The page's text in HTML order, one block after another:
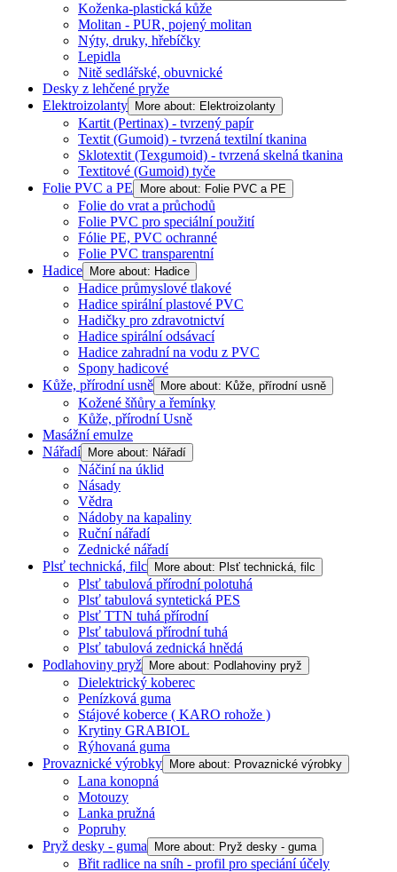
Koženka-plastická kůže
Molitan - PUR, pojený molitan
Nýty, druky, hřebíčky
Lepidla
Nitě sedlářské, obuvnické
Desky z lehčené pryže
Elektroizolanty
More about: Elektroizolanty
Kartit (Pertinax) - tvrzený papír
Textit (Gumoid) - tvrzená textilní tkanina
Sklotextit (Texgumoid) - tvrzená skelná tkanina
Textitové (Gumoid) tyče
Folie PVC a PE
More about: Folie PVC a PE
Folie do vrat a průchodů
Folie PVC pro speciální použití
Fólie PE, PVC ochranné
Folie PVC transparentní
Hadice
More about: Hadice
Hadice průmyslové tlakové
Hadice spirální plastové PVC
Hadičky pro zdravotnictví
Hadice spirální odsávací
Hadice zahradní na vodu z PVC
Spony hadicové
Kůže, přírodní usně
More about: Kůže, přírodní usně
Kožené šňůry a řemínky
Kůže, přírodní Usně
Masážní emulze
Nářadí
More about: Nářadí
Náčiní na úklid
Násady
Vědra
Nádoby na kapaliny
Ruční nářadí
Zednické nářadí
Plsť technická, filc
More about: Plsť technická, filc
Plsť tabulová přírodní polotuhá
Plsť tabulová syntetická PES
Plsť TTN tuhá přírodní
Plsť tabulová přírodní tuhá
Plsť tabulová zednická hnědá
Podlahoviny pryž
More about: Podlahoviny pryž
Dielektrický koberec
Penízková guma
Stájové koberce ( KARO rohože )
Krytiny GRABIOL
Rýhovaná guma
Provaznické výrobky
More about: Provaznické výrobky
Lana konopná
Motouzy
Lanka pružná
Popruhy
Pryž desky - guma
More about: Pryž desky - guma
Břit radlice na sníh - profil pro speciání účely